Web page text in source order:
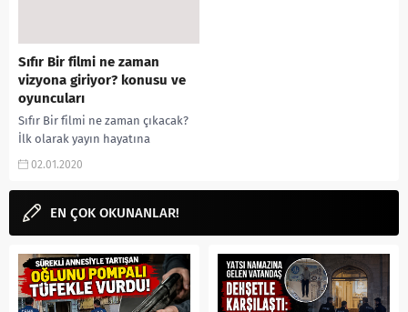
Sıfır Bir filmi ne zaman
vizyona giriyor? konusu ve
oyuncuları
Sıfır Bir filmi ne zaman çıkacak?
İlk olarak yayın hayatına
Youtube’da başlayan ve kısa
çeken Sıfır Bir...
02.01.2020
EN ÇOK OKUNANLAR!